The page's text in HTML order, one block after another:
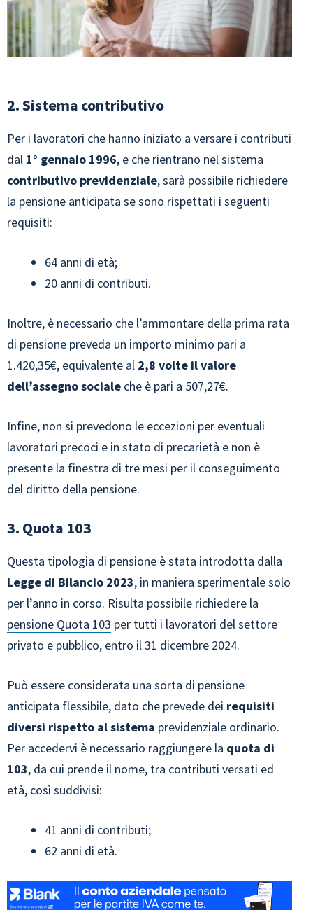
2. Sistema contributivo
Per i lavoratori che hanno iniziato a versare i contributi
dal 1° gennaio 1996, e che rientrano nel sistema
contributivo previdenziale, sarà possibile richiedere
la pensione anticipata se sono rispettati i seguenti
requisiti:
64 anni di età;
20 anni di contributi.
Inoltre, è necessario che l’ammontare della prima rata
di pensione preveda un importo minimo pari a
1.420,35€, equivalente al 2,8 volte il valore
dell’assegno sociale che è pari a 507,27€.
Infine, non si prevedono le eccezioni per eventuali
lavoratori precoci e in stato di precarietà e non è
presente la finestra di tre mesi per il conseguimento
del diritto della pensione.
3. Quota 103
Questa tipologia di pensione è stata introdotta dalla
Legge di Bilancio 2023, in maniera sperimentale solo
per l’anno in corso. Risulta possibile richiedere la
pensione Quota 103 per tutti i lavoratori del settore
privato e pubblico, entro il 31 dicembre 2024.
Può essere considerata una sorta di pensione
anticipata flessibile, dato che prevede dei requisiti
diversi rispetto al sistema previdenziale ordinario.
Per accedervi è necessario raggiungere la quota di
103, da cui prende il nome, tra contributi versati ed
età, così suddivisi:
41 anni di contributi;
62 anni di età.